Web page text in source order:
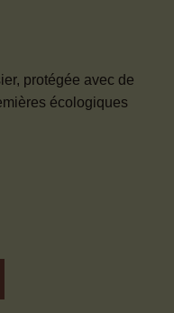
protégée avec de
écologiques